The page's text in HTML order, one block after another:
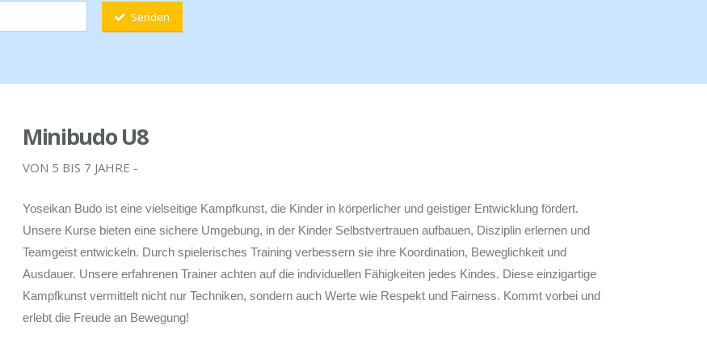
Senden
Minibudo U8
VON 5 BIS 7 JAHRE -
Yoseikan Budo ist eine vielseitige Kampfkunst, die Kinder in körperlicher und geistiger Entwicklung fördert.
Unsere Kurse bieten eine sichere Umgebung, in der Kinder Selbstvertrauen aufbauen, Disziplin erlernen und
Teamgeist entwickeln. Durch spielerisches Training verbessern sie ihre Koordination, Beweglichkeit und
Ausdauer. Unsere erfahrenen Trainer achten auf die individuellen Fähigkeiten jedes Kindes. Diese einzigartige
Kampfkunst vermittelt nicht nur Techniken, sondern auch Werte wie Respekt und Fairness. Kommt vorbei und
erlebt die Freude an Bewegung!